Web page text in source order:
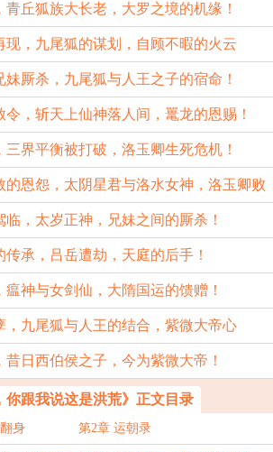
青丘狐族大长老，大罗之境的机缘！
现，九尾狐的谋划，自顾不暇的火云
妹厮杀，九尾狐与人王之子的宿命！
令，斩天上仙神落人间，鼍龙的恩赐！
三界平衡被打破，洛玉卿生死危机！
的恩怨，太阴星君与洛水女神，洛玉卿败
临，太岁正神，兄妹之间的厮杀！
传承，吕岳遭劫，天庭的后手！
瘟神与女剑仙，大隋国运的馈赠！
，九尾狐与人王的结合，紫微大帝心
昔日西伯侯之子，今为紫微大帝！
你跟我说这是洪荒》正文目录
身 第2章 运朝录